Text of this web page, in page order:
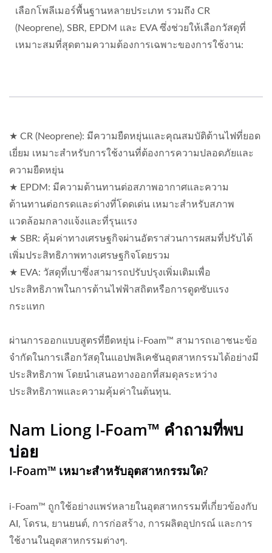
เลือกโพลีเมอร์พื้นฐานหลายประเภท รวมถึง CR
(Neoprene), SBR, EPDM และ EVA ซึ่งช่วยให้เลือกวัสดุที่
เหมาะสมที่สุดตามความต้องการเฉพาะของการใช้งาน:
★ CR (Neoprene): มีความยืดหยุ่นและคุณสมบัติต้านไฟที่ยอด
เยี่ยม เหมาะสำหรับการใช้งานที่ต้องการความปลอดภัยและ
ความยืดหยุ่น
★ EPDM: มีความต้านทานต่อสภาพอากาศและความ
ต้านทานต่อกรดและด่างที่โดดเด่น เหมาะสำหรับสภาพ
แวดล้อมกลางแจ้งและที่รุนแรง
★ SBR: คุ้มค่าทางเศรษฐกิจผ่านอัตราส่วนการผสมที่ปรับได้
เพิ่มประสิทธิภาพทางเศรษฐกิจโดยรวม
★ EVA: วัสดุที่เบาซึ่งสามารถปรับปรุงเพิ่มเติมเพื่อ
ประสิทธิภาพในการต้านไฟฟ้าสถิตหรือการดูดซับแรง
กระแทก
ผ่านการออกแบบสูตรที่ยืดหยุ่น i-Foam™ สามารถเอาชนะข้อ
จำกัดในการเลือกวัสดุในแอปพลิเคชันอุตสาหกรรมได้อย่างมี
ประสิทธิภาพ โดยนำเสนอทางออกที่สมดุลระหว่าง
ประสิทธิภาพและความคุ้มค่าในต้นทุน.
Nam Liong I-Foam™ คำถามที่พบ
บ่อย
I-Foam™ เหมาะสำหรับอุตสาหกรรมใด?
i-Foam™ ถูกใช้อย่างแพร่หลายในอุตสาหกรรมที่เกี่ยวข้องกับ
AI, โดรน, ยานยนต์, การก่อสร้าง, การผลิตอุปกรณ์ และการ
ใช้งานในอุตสาหกรรมต่างๆ.